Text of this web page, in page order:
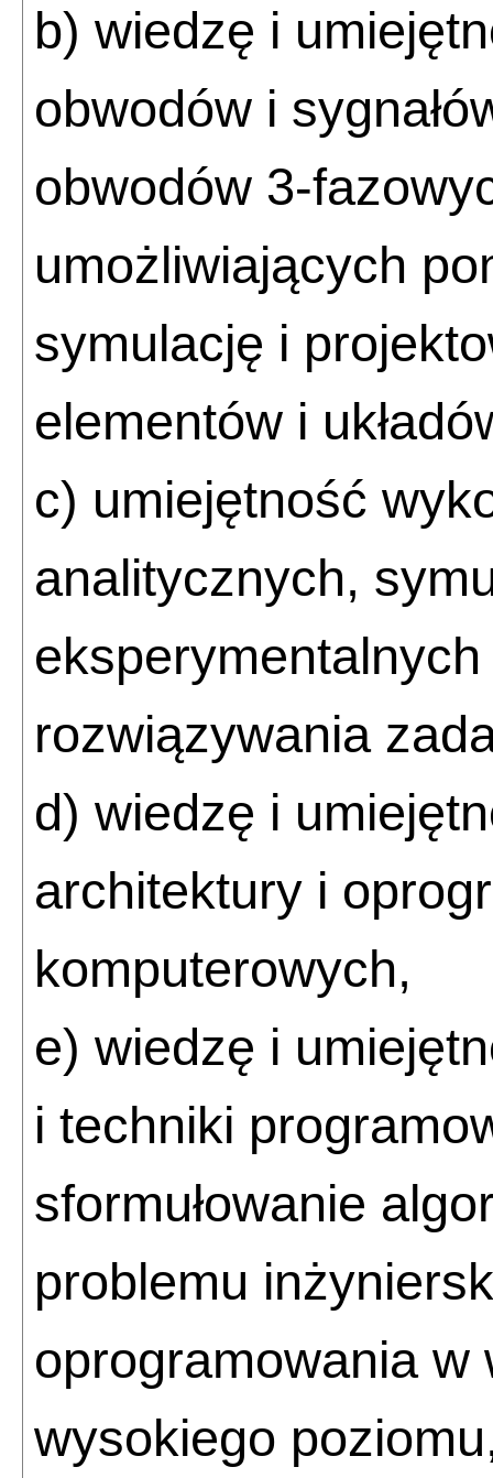
b) wiedzę i
obwodów i
obwodów 3-
umożliwiających
symulację i
elementów i
c) umiejętność
analitycznych,
eksperymentalnych
rozwiązywania
d) wiedzę i
architektury i
komputerowych,
e) wiedzę i
i techniki
sformułowanie
problemu
oprogramowania
wysokiego